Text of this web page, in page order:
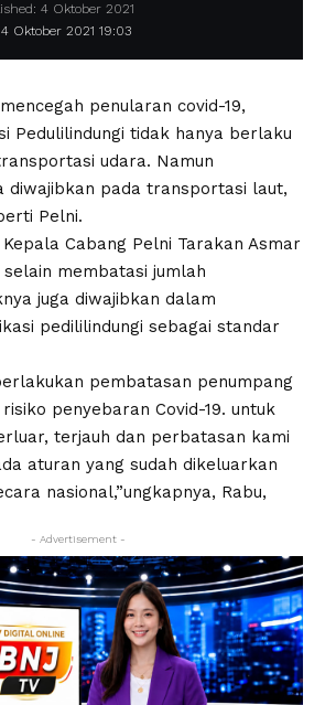
Oktober 2021 19:03
4 Oktober 2021
penularan covid-19,
Pedulilindungi tidak hanya berlaku
udara. Namun
diwajibkan pada transportasi laut,
Pelni.
Cabang Pelni Tarakan Asmar
membatasi jumlah
juga diwajibkan dalam
pedililindungi sebagai standar
pembatasan penumpang
penyebaran Covid-19. untuk
terjauh dan perbatasan kami
aturan yang sudah dikeluarkan
nasional,”ungkapnya, Rabu,
- Advertisement -